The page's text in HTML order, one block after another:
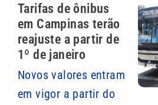
Tarifas de ônibus
em Campinas terão
reajuste a partir de
1º de janeiro
Novos valores entram
em vigor a partir do